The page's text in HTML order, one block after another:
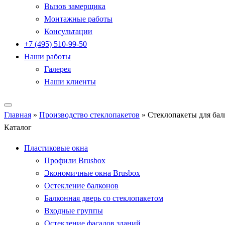
Вызов замерщика
Монтажные работы
Консультации
+7 (495) 510-99-50
Наши работы
Галерея
Наши клиенты
Главная » Производство стеклопакетов » Стеклопакеты для
Каталог
Пластиковые окна
Профили Brusbox
Экономичные окна Brusbox
Остекление балконов
Балконная дверь со стеклопакетом
Входные группы
Остекление фасадов зданий